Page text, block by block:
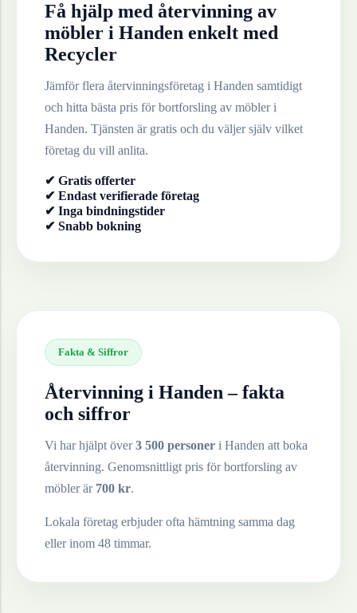
Få hjälp med återvinning av
möbler i Handen enkelt med
Recycler
Jämför flera återvinningsföretag i Handen samtidigt
och hitta bästa pris för bortforsling av möbleri
Handen. Tjänsten är gratis och du väljer själv vilket
företag du vill anlita.
✔ Gratis offerter
✔ Endast verifierade företag
✔ Inga bindningstider
✔ Snabb bokning
Fakta & Siffror
Återvinning i Handen – fakta
och siffror
Vi har hjälpt över3 500 personer i Handen att boka
återvinning. Genomsnittligt pris för bortforsling av
möblerär 700 kr.
Lokala företag erbjuder ofta hämtning samma dag
eller inom 48 timmar.